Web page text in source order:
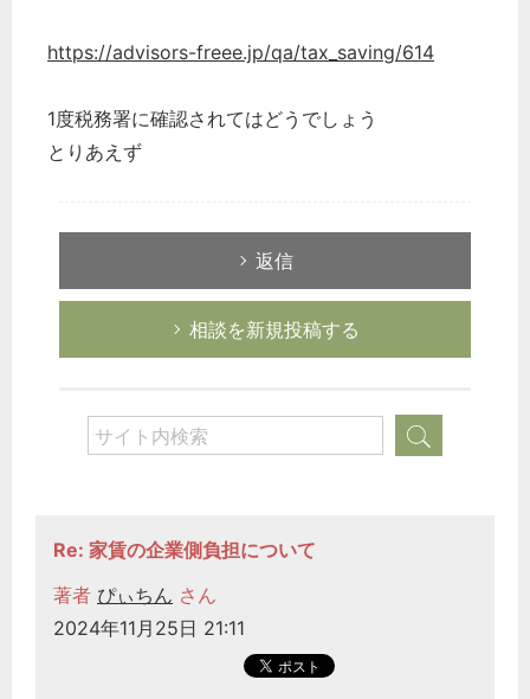
https://advisors-freee.jp/qa/tax_saving/614
1度税務署に確認されてはどうでしょう
とりあえず
返信
相談を新規投稿する
Re: 家賃の企業側負担について
著者 ぴぃちん さん
2024年11月25日 21:11
どのカテゴリーに投稿しますか？
選択してください
労務管理
企業法務
秘書のノウハウ